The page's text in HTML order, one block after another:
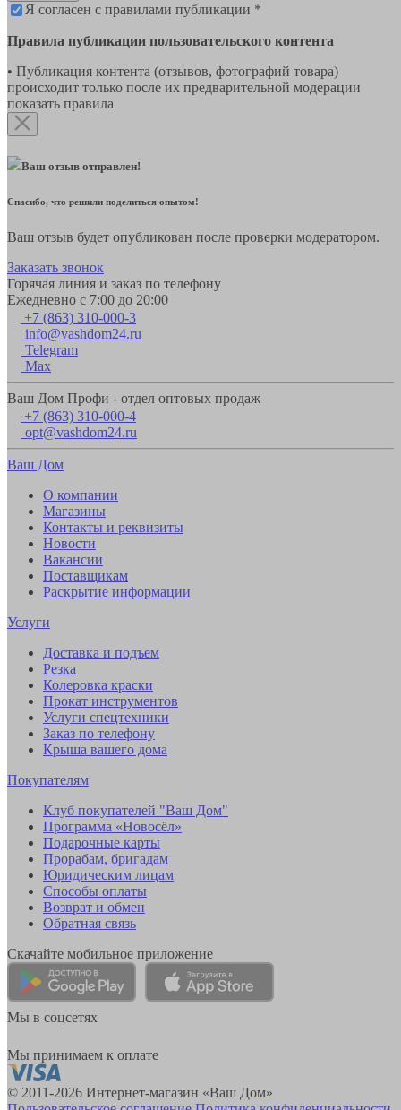
Я согласен с правилами публикации *
Правила публикации пользовательского контента
• Публикация контента (отзывов, фотографий товара)
происходит только после их предварительной модерации
показать правила
Ваш отзыв отправлен!
Спасибо, что решили поделиться опытом!
Ваш отзыв будет опубликован после проверки модератором.
Заказать звонок
Горячая линия и заказ по телефону
Ежедневно с 7:00 до 20:00
+7 (863) 310-000-3
info@vashdom24.ru
Telegram
Max
Ваш Дом Профи - отдел оптовых продаж
+7 (863) 310-000-4
opt@vashdom24.ru
Ваш Дом
О компании
Магазины
Контакты и реквизиты
Новости
Вакансии
Поставщикам
Раскрытие информации
Услуги
Доставка и подъем
Резка
Колеровка краски
Прокат инструментов
Услуги спецтехники
Заказ по телефону
Крыша вашего дома
Покупателям
Клуб покупателей "Ваш Дом"
Программа «Новосёл»
Подарочные карты
Прорабам, бригадам
Юридическим лицам
Способы оплаты
Возврат и обмен
Обратная связь
Скачайте мобильное приложение
Мы в соцсетях
Мы принимаем к оплате
© 2011-2026 Интернет-магазин «Ваш Дом»